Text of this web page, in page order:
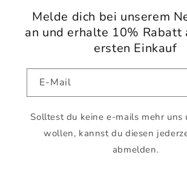
Melde dich bei unserem
an und erhalte 10% Rabatt
ersten Einkauf
E-Mail
Solltest du keine e-mails mehr uns
wollen, kannst du diesen
abmelden.